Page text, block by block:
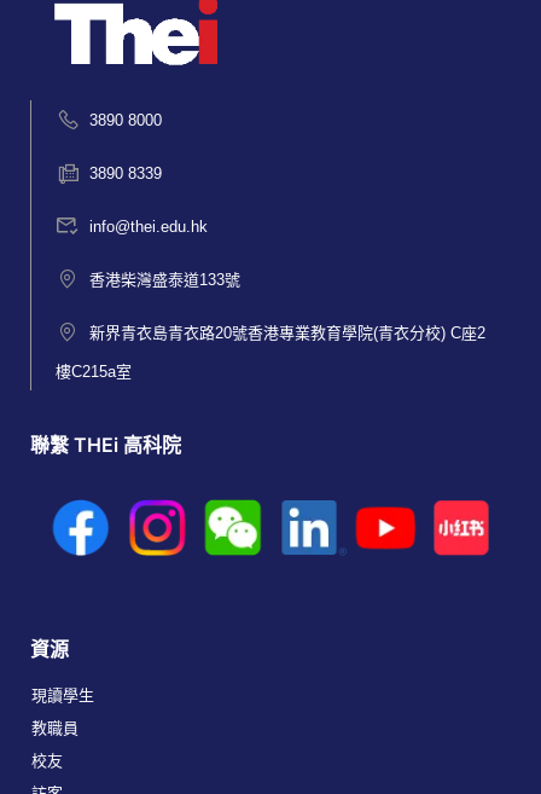
3890 8000
3890 8339
info@thei.edu.hk
香港柴灣盛泰道133號
新界青衣島青衣路20號香港專業教育學院(青衣分校) C座2
樓C215a室
聯繫 THEi 高科院
資源
現讀學生
教職員
校友